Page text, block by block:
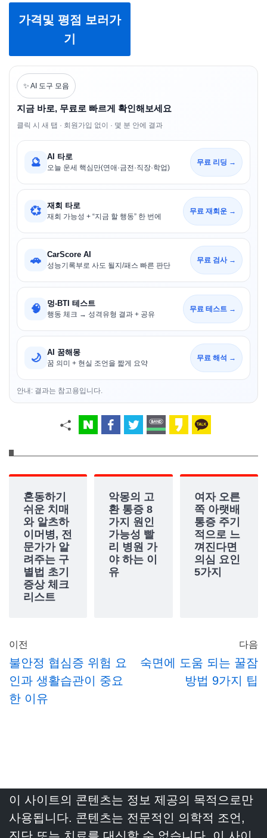
가격및 평점 보러가
기
✨ AI 도구 모음
지금 바로, 무료로 빠르게 확인해보세요
클릭 시 새 탭 · 회원가입 없이 · 몇 분 안에 결과
🔮 AI 타로
오늘 운세 핵심만(연애·금전·직장·학업)
무료 리딩 →
💞 재회 타로
재회 가능성 + “지금 할 행동” 한 번에
무료 재회운 →
🚗 CarScore AI
성능기록부로 사도 될지/패스 빠른 판단
무료 검사 →
🧠 멍-BTI 테스트
행동 체크 → 성격유형 결과 + 공유
무료 테스트 →
🌙 AI 꿈해몽
꿈 의미 + 현실 조언을 짧게 요약
무료 해석 →
안내: 결과는 참고용입니다.
혼동하기
쉬운 치매
와 알츠하
이머병, 전
문가가 알
려주는 구
별법 초기
증상 체크
리스트
악몽의 고
환 통증 8
가지 원인
가능성 빨
리 병원 가
야 하는 이
유
여자 오른
쪽 아랫배
통증 주기
적으로 느
껴진다면
의심 요인
5가지
이전
불안정 협심증 위험 요
인과 생활습관이 중요
한 이유
다음
숙면에 도움 되는 꿀잠
방법 9가지 팁
이 사이트의 콘텐츠는 정보 제공의 목적으로만
사용됩니다. 콘텐츠는 전문적인 의학적 조언,